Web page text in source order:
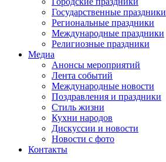
Государственные праздники
Региональные праздники
Международные праздники
Религиозные праздники
Медиа
Анонсы мероприятий
Лента событий
Международные новости
Поздравления и праздники
Cтиль жизни
Кухни народов
Дискуссии и новости
Новости с фото
Контакты